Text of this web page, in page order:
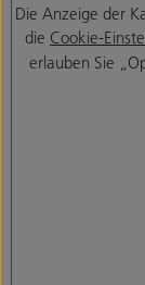
Die Anzeige der
die Cookie-
erlauben Sie